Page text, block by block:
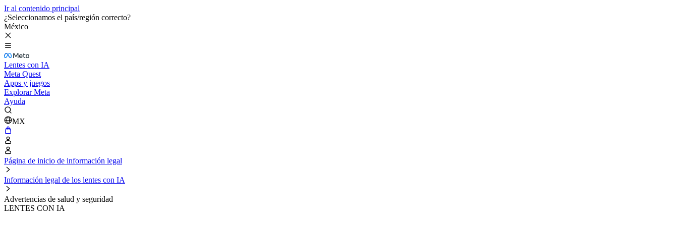
Ir al contenido principal
¿Seleccionamos el país/región correcto?
México
Lentes con IA
Meta Quest
Apps y juegos
Explorar Meta
Ayuda
MX
Página de inicio de información legal
Información legal de los lentes con IA
Advertencias de salud y seguridad
LENTES CON IA